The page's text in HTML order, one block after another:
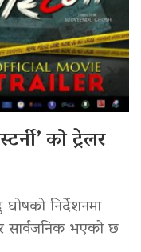
को ट्रेलर
निर्देशनमा
सार्वजनिक भएको छ